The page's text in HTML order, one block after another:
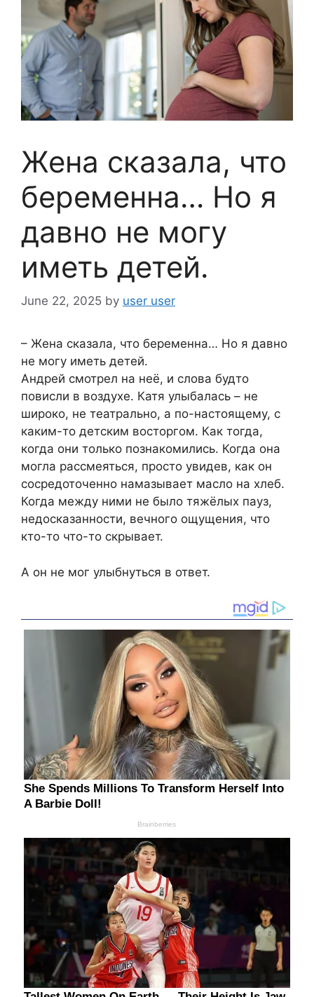
Жена сказала, что
беременна… Но я
давно не могу
иметь детей.
June 22, 2025 by user user
– Жена сказала, что беременна… Но я давно
не могу иметь детей.
Андрей смотрел на неё, и слова будто
повисли в воздухе. Катя улыбалась – не
широко, не театрально, а по-настоящему, с
каким-то детским восторгом. Как тогда,
когда они только познакомились. Когда она
могла рассмеяться, просто увидев, как он
сосредоточенно намазывает масло на хлеб.
Когда между ними не было тяжёлых пауз,
недосказанности, вечного ощущения, что
кто-то что-то скрывает.
А он не мог улыбнуться в ответ.